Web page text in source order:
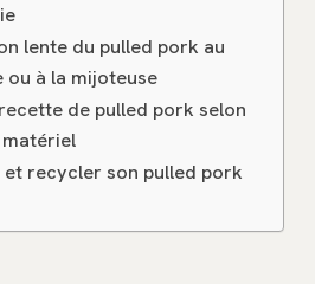
lente du pulled pork au
ou à la mijoteuse
de pulled pork selon
matériel
recycler son pulled pork